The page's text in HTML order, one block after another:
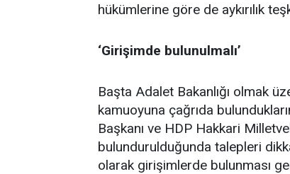
hükümlerine göre de aykırılık
‘Girişimde bulunulmalı’
Başta Adalet Bakanlığı olmak
kamuoyuna çağrıda
Başkanı ve HDP Hakkari
bulundurulduğunda talepleri
olarak girişimlerde bulunması